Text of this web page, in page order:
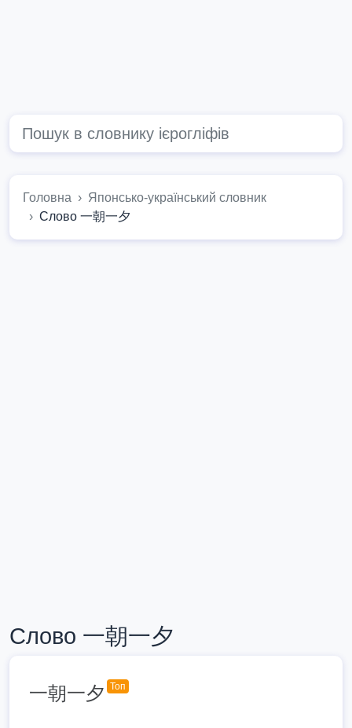
Головна
Японсько-український словник
Слово 一朝一夕
Слово 一朝一夕
一朝一夕 Топ